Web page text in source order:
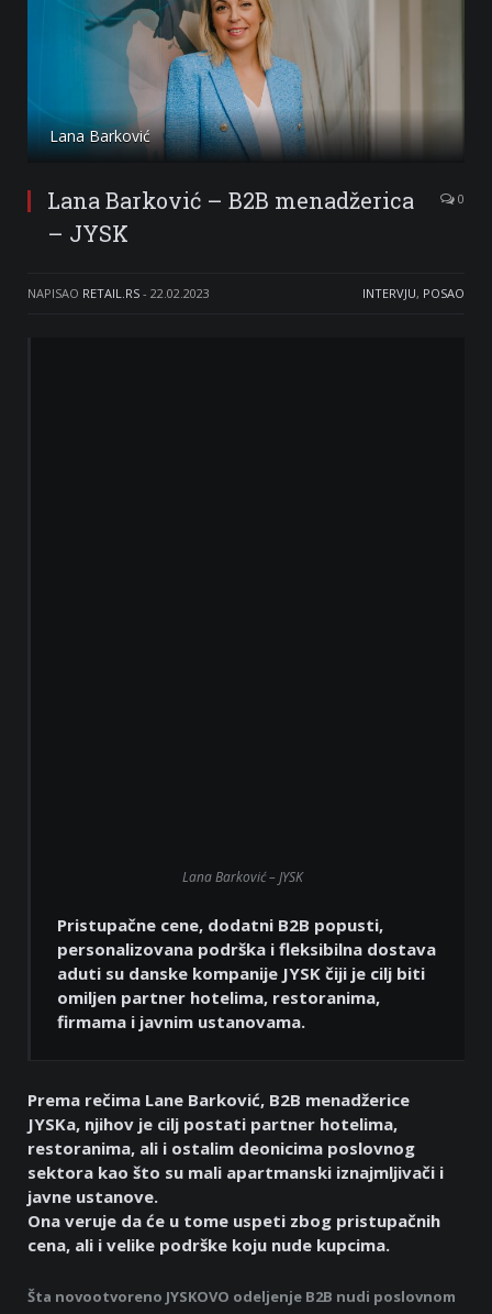
Lana Barković
Lana Barković – B2B menadžerica
– JYSK
0
NAPISAO RETAIL.RS - 22.02.2023 INTERVJU, POSAO
Lana Barković – JYSK
Pristupačne cene, dodatni B2B popusti,
personalizovana podrška i fleksibilna dostava
aduti su danske kompanije JYSK čiji je cilj biti
omiljen partner hotelima, restoranima,
firmama i javnim ustanovama.
Prema rečima Lane Barković, B2B menadžerice
JYSKa, njihov je cilj postati partner hotelima,
restoranima, ali i ostalim deonicima poslovnog
sektora kao što su mali apartmanski iznajmljivači i
javne ustanove.
Ona veruje da će u tome uspeti zbog pristupačnih
cena, ali i velike podrške koju nude kupcima.
Šta novootvoreno JYSKOVO odeljenje B2B nudi poslovnom